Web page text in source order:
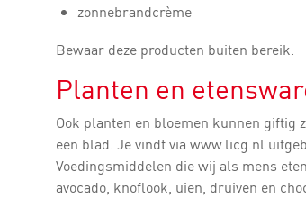
zonnebrandcrème
Bewaar deze producten buiten bereik.
Planten en
Ook planten en bloemen kunnen giftig
een blad. Je vindt via www.licg.nl
Voedingsmiddelen die wij als mens
avocado, knoflook, uien, druiven en